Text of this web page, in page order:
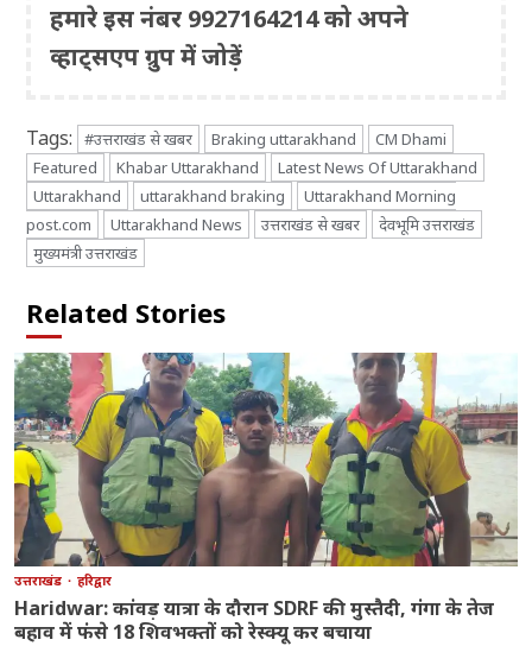
हमारे इस नंबर 9927164214 को अपने
व्हाट्सएप ग्रुप में जोड़ें
Tags: #उत्तराखंड से खबर Braking uttarakhand
CM Dhami
Featured
Khabar Uttarakhand
Latest News Of Uttarakhand
Uttarakhand
uttarakhand braking
Uttarakhand Morning
post.com
Uttarakhand News उत्तराखंड से खबर
देवभूमि उत्तराखंड
मुख्यमंत्री उत्तराखंड
Related Stories
उत्तराखंड हरिद्वार
Haridwar: कांवड़ यात्रा के दौरान SDRF की मुस्तैदी, गंगा के तेज
बहाव में फंसे 18 शिवभक्तों को रेस्क्यू कर बचाया